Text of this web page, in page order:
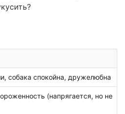
собака спокойна, дружелюбна
(напрягается, но не